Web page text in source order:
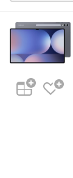
е
с
г
р